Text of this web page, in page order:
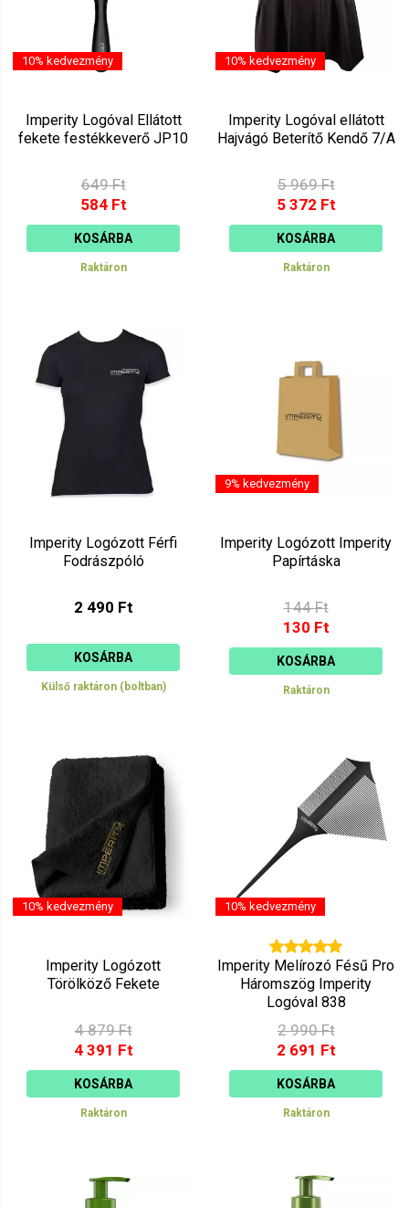
10% kedvezmény
Imperity Logóval Ellátott
fekete festékkeverő JP10
649 Ft
584 Ft
KOSÁRBA
Raktáron
10% kedvezmény
Imperity Logóval ellátott
Hajvágó Beterítő Kendő 7/A
5 969 Ft
5 372 Ft
KOSÁRBA
Raktáron
Imperity Logózott Férfi
Fodrászpóló
2 490 Ft
KOSÁRBA
Külső raktáron (boltban)
9% kedvezmény
Imperity Logózott Imperity
Papírtáska
144 Ft
130 Ft
KOSÁRBA
Raktáron
10% kedvezmény
Imperity Logózott
Törölköző Fekete
4 879 Ft
4 391 Ft
KOSÁRBA
Raktáron
10% kedvezmény
Imperity Melírozó Fésű Pro
Háromszög Imperity
Logóval 838
2 990 Ft
2 691 Ft
KOSÁRBA
Raktáron